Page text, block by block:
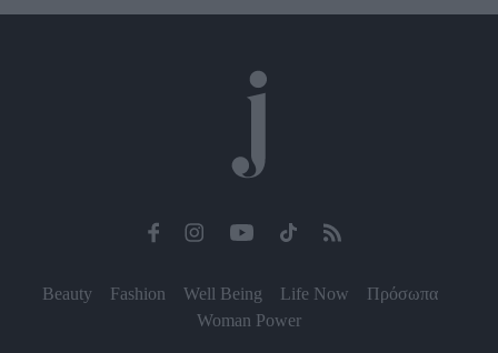
Beauty Fashion Well Being Life Now
Πρόσωπα
Woman Power